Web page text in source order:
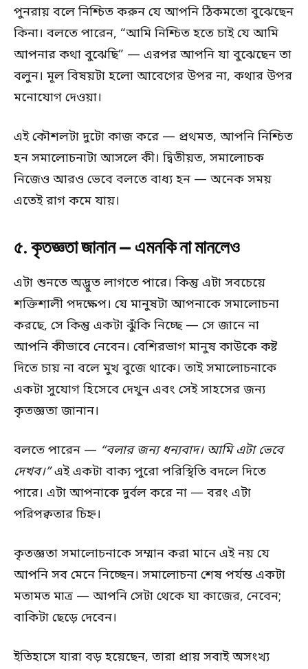
পুনরায় বলে নিশ্চিত করুন যে আপনি ঠিকমতো বুঝেছেন
কিনা। বলতে পারেন, “আমি নিশ্চিত হতে চাই যে আমি
আপনার কথা বুঝেছি” — এরপর আপনি যা বুঝেছেন তা
বলুন। মূল বিষয়টা হলো আবেগের উপর না, কথার উপর
মনোযোগ দেওয়া।
এই কৌশলটা দুটো কাজ করে — প্রথমত, আপনি নিশ্চিত
হন সমালোচনাটা আসলে কী। দ্বিতীয়ত, সমালোচক
নিজেও আরও ভেবে বলতে বাধ্য হন — অনেক সময়
এতেই রাগ কমে যায়।
৫. কৃতজ্ঞতা জানান — এমনকি না মানলেও
এটা শুনতে অদ্ভুত লাগতে পারে। কিন্তু এটা সবচেয়ে
শক্তিশালী পদক্ষেপ। যে মানুষটা আপনাকে সমালোচনা
করছে, সে কিন্তু একটা ঝুঁকি নিচ্ছে — সে জানে না
আপনি কীভাবে নেবেন। বেশিরভাগ মানুষ কাউকে কষ্ট
দিতে চায় না বলে মুখ বুজে থাকে। তাই সমালোচনাকে
একটা সুযোগ হিসেবে দেখুন এবং সেই সাহসের জন্য
কৃতজ্ঞতা জানান।
বলতে পারেন — “বলার জন্য ধন্যবাদ। আমি এটা ভেবে
দেখব।”এই একটা বাক্য পুরো পরিস্থিতি বদলে দিতে
পারে। এটা আপনাকে দুর্বল করে না — বরং এটা
পরিপক্বতার চিহ্ন।
কৃতজ্ঞতা সমালোচনাকে সম্মান করা মানে এই নয় যে
আপনি সব মেনে নিচ্ছেন। সমালোচনা শেষ পর্যন্ত একটা
মতামত মাত্র — আপনি সেটা থেকে যা কাজের, নেবেন;
বাকিটা ছেড়ে দেবেন।
ইতিহাসে যারা বড় হয়েছেন, তারা প্রায় সবাই অসংখ্য